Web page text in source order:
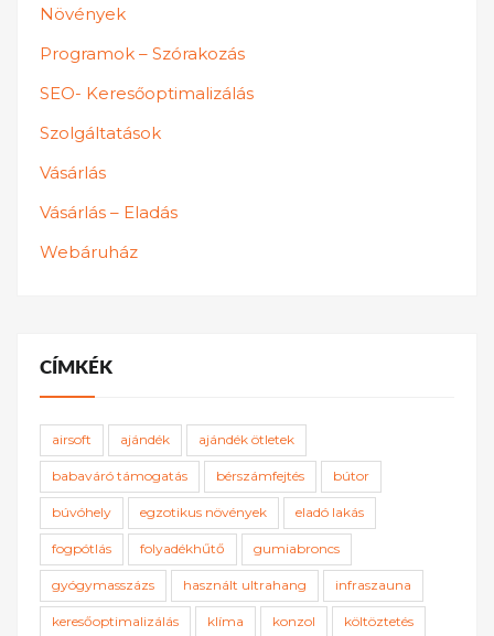
Növények
Programok – Szórakozás
SEO- Keresőoptimalizálás
Szolgáltatások
Vásárlás
Vásárlás – Eladás
Webáruház
CÍMKÉK
airsoft ajándék ajándék ötletek
babaváró támogatás bérszámfejtés bútor
búvóhely egzotikus növények eladó lakás
fogpótlás folyadékhűtő gumiabroncs
gyógymasszázs használt ultrahang infraszauna
keresőoptimalizálás klíma konzol költöztetés